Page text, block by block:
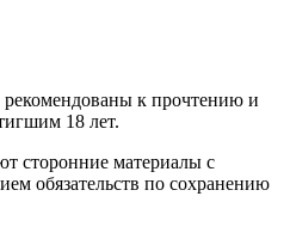
к прочтению и
18 лет.
сторонние материалы с
обязательств по сохранению